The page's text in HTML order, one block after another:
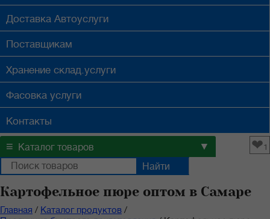
Доставка Автоуслуги
Поставщикам
Хранение склад.услуги
Фасовка услуги
Контакты
≡ Каталог товаров ▼ ❤1
Картофельное пюре оптом в Самаре
Главная / Каталог продуктов /